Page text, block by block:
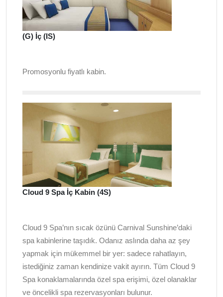
(G) İç (IS)
Promosyonlu fiyatlı kabin.
Cloud 9 Spa İç Kabin (4S)
Cloud 9 Spa’nın sıcak özünü Carnival Sunshine’daki
spa kabinlerine taşıdık. Odanız aslında daha az şey
yapmak için mükemmel bir yer: sadece rahatlayın,
istediğiniz zaman kendinize vakit ayırın. Tüm Cloud 9
Spa konaklamalarında özel spa erişimi, özel olanaklar
ve öncelikli spa rezervasyonları bulunur.